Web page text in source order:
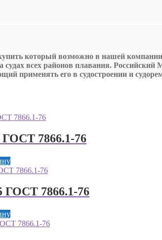
который возможно в нашей
судах всех районов плавания.
применять его в судостроении и
7866.1-76
ГОСТ 7866.1-76